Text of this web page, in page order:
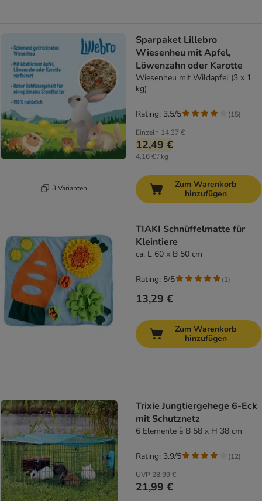
3 Varianten
Sparpaket Lillebro
Wiesenheu mit Apfel,
Löwenzahn oder Karotte
Wiesenheu mit Wildapfel (3 x 1
kg)
Einzeln 14,37 €
12,49 €
4,16 € / kg
Rating: 3.5/5 (15)
Zum Warenkorb
hinzufügen
TIAKI Schnüffelmatte für
Kleintiere
ca. L 60 x B 50 cm
13,29 €
Rating: 5/5 (1)
Zum Warenkorb
hinzufügen
Trixie Jungtiergehege 6-Eck
mit Schutznetz
6 Elemente à B 58 x H 38 cm
UVP 28,99 €
21,99 €
Rating: 3.9/5 (12)